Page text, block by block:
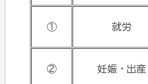
① 就労
② 妊娠・出産